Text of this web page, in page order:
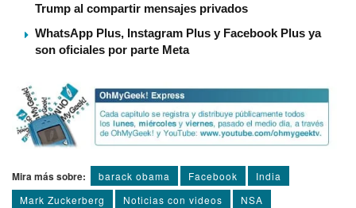
Trump al compartir mensajes privados
WhatsApp Plus, Instagram Plus y Facebook Plus ya
son oficiales por parte Meta
Mira más sobre: barack obama Facebook
India
Mark Zuckerberg
Noticias con videos
NSA